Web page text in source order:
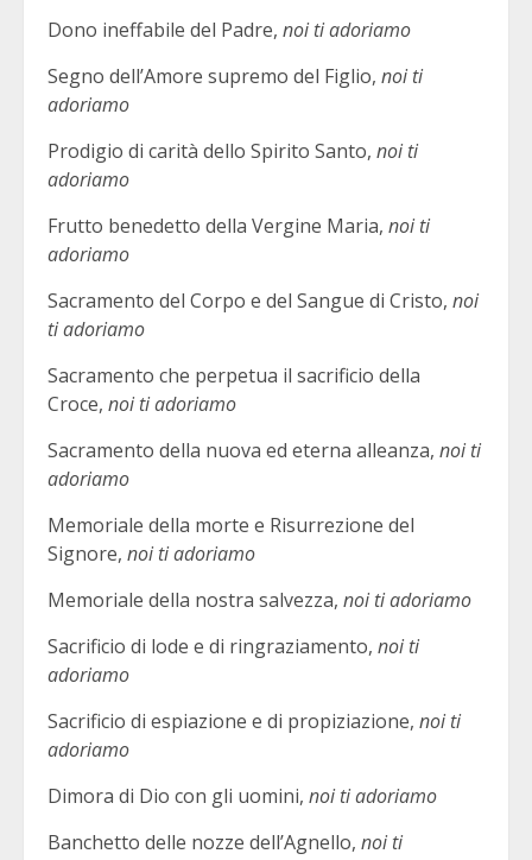
Dono ineffabile del Padre, noi ti adoriamo
Segno dell’Amore supremo del Figlio, noi ti
adoriamo
Prodigio di carità dello Spirito Santo, noi ti
adoriamo
Frutto benedetto della Vergine Maria, noi ti
adoriamo
Sacramento del Corpo e del Sangue di Cristo, noi
ti adoriamo
Sacramento che perpetua il sacrificio della
Croce, noi ti adoriamo
Sacramento della nuova ed eterna alleanza, noi ti
adoriamo
Memoriale della morte e Risurrezione del
Signore, noi ti adoriamo
Memoriale della nostra salvezza, noi ti adoriamo
Sacrificio di lode e di ringraziamento, noi ti
adoriamo
Sacrificio di espiazione e di propiziazione, noi ti
adoriamo
Dimora di Dio con gli uomini, noi ti adoriamo
Banchetto delle nozze dell’Agnello, noi ti